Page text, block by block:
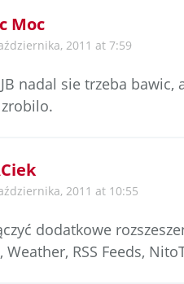
Moc
2011 at 7:59
nadal sie trzeba
2011 at 10:55
dodatkowe
RSS Feeds,